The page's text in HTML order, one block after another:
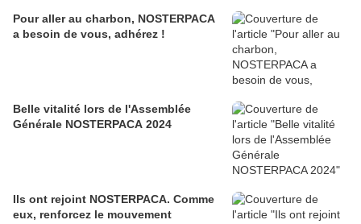
Pour aller au charbon, NOSTERPACA
a besoin de vous, adhérez !
Belle vitalité lors de l'Assemblée
Générale NOSTERPACA 2024
Ils ont rejoint NOSTERPACA. Comme
eux, renforcez le mouvement